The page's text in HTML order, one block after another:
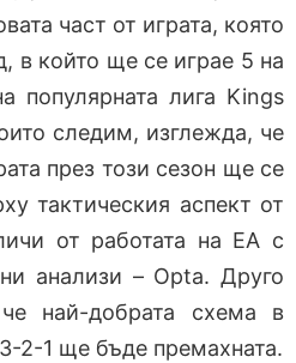
част от играта, която
в който ще се играе 5 на
популярната лига Kings
следим, изглежда, че
през този сезон ще се
тактическия аспект от
от работата на ЕА с
анализи – Opta. Друго
най-добрата схема в
2-1 ще бъде премахната.